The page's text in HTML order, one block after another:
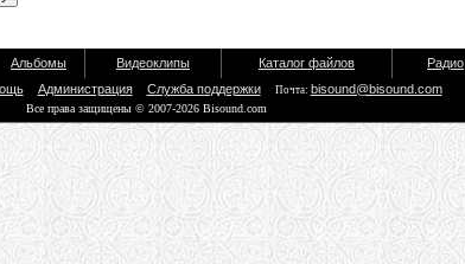
Альбомы Видеоклипы Каталог файлов Радио
Администрация Служба поддержки Почта: bisound@bisound.com
Все права защищены © 2007-2026 Bisound.com